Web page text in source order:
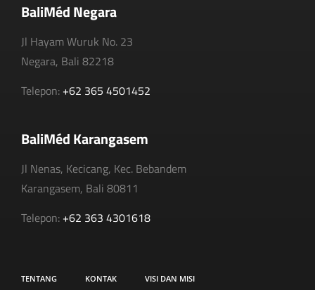
BaliMéd Negara
Jl Hayam Wuruk No. 23
Negara, Bali 82218
Telepon: +62 365 4501452
BaliMéd Karangasem
Jl Nenas, Kecicang, Kec. Bebandem
Karangasem, Bali 80811
Telepon: +62 363 4301618
TENTANG KONTAK VISI DAN MISI